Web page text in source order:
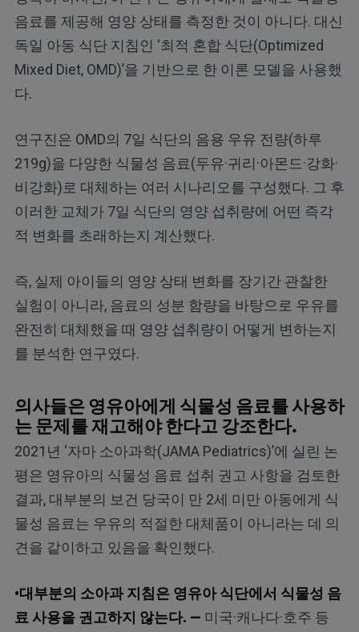
음료를 제공해 영양 상태를 측정한 것이 아니다. 대신
독일 아동 식단 지침인 ‘최적 혼합 식단(Optimized
Mixed Diet, OMD)’을 기반으로 한 이론 모델을 사용했
다.
연구진은 OMD의 7일 식단의 음용 우유 전량(하루
219g)을 다양한 식물성 음료(두유·귀리·아몬드·강화·
비강화)로 대체하는 여러 시나리오를 구성했다. 그 후
이러한 교체가 7일 식단의 영양 섭취량에 어떤 즉각
적 변화를 초래하는지 계산했다.
즉, 실제 아이들의 영양 상태 변화를 장기간 관찰한
실험이 아니라, 음료의 성분 함량을 바탕으로 우유를
완전히 대체했을 때 영양 섭취량이 어떻게 변하는지
를 분석한 연구였다.
의사들은 영유아에게 식물성 음료를 사용하
는 문제를 재고해야 한다고 강조한다.
2021년 ‘자마 소아과학(JAMA Pediatrics)’에 실린 논
평은 영유아의 식물성 음료 섭취 권고 사항을 검토한
결과, 대부분의 보건 당국이 만 2세 미만 아동에게 식
물성 음료는 우유의 적절한 대체품이 아니라는 데 의
견을 같이하고 있음을 확인했다.
•대부분의 소아과 지침은 영유아 식단에서 식물성 음
료 사용을 권고하지 않는다. — 미국·캐나다·호주 등